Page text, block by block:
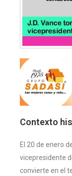
Contexto
El 20 de enero
vicepresidente
convierte en el